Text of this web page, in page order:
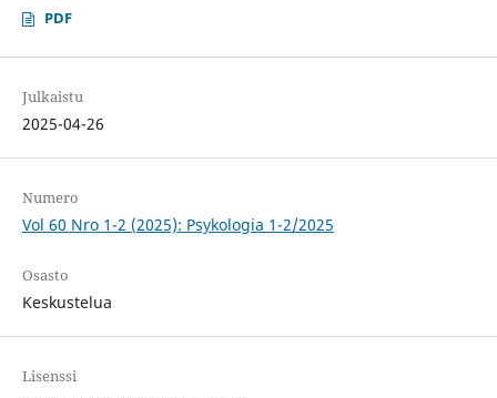
PDF
Julkaistu
2025-04-26
Numero
Vol 60 Nro 1-2 (2025): Psykologia 1-2/2025
Osasto
Keskustelua
Lisenssi